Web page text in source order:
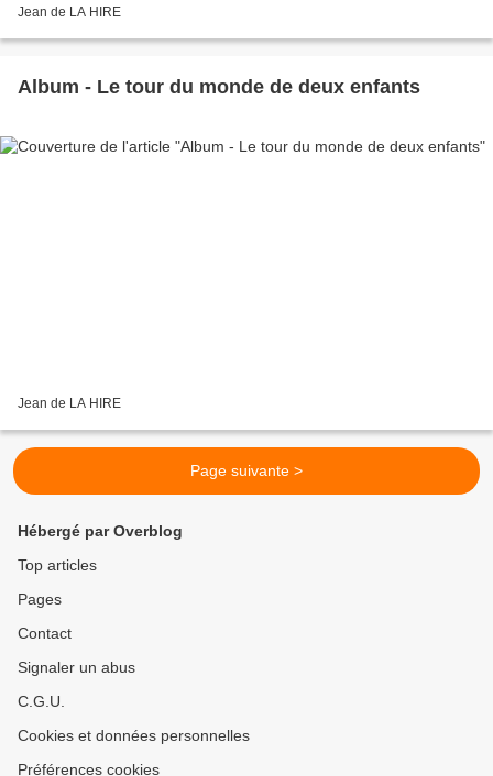
Jean de LA HIRE
Album - Le tour du monde de deux enfants
Jean de LA HIRE
Page suivante >
Hébergé par Overblog
Top articles
Pages
Contact
Signaler un abus
C.G.U.
Cookies et données personnelles
Préférences cookies